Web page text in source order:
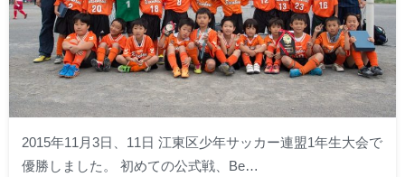
2015年11月3日、11日 江東区少年サッカー連盟1年生大会で
優勝しました。 初めての公式戦、Be…